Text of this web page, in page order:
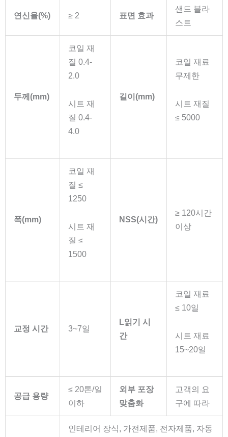
연신율(%) ≥ 2 표면 효과
샌드 블라
스트
두께(mm)
코일 재
질 0.4-
2.0
시트 재
질 0.4-
4.0
길이(mm)
코일 재료
무제한
시트 재질
≤ 5000
폭(mm)
코일 재
질 ≤
1250
시트 재
질 ≤
1500
NSS(시간)
≥ 120시간
이상
교정 시간 3~7일
L읽기 시
간
코일 재료
≤ 10일
시트 재료
15~20일
공급 용량
≤ 20톤/일
이하
외부 포장
맞춤화
고객의 요
구에 따라
인테리어 장식, 가전제품, 전자제품, 자동